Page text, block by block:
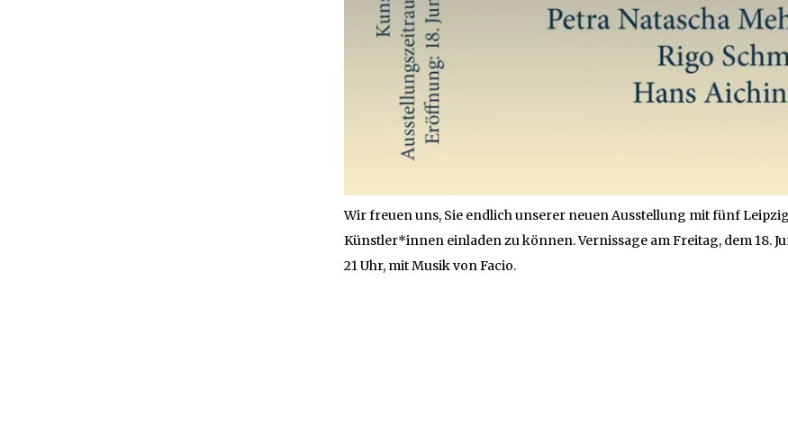
Wir freuen uns, Sie endlich unserer neuen Ausstellung mit fünf
Künstler*innen einladen zu können. Vernissage am Freitag, dem 18.
21 Uhr, mit Musik von Facio.